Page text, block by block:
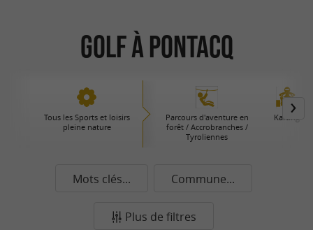
Golf à Pontacq
Tous les Sports et loisirs
pleine nature
Parcours d'aventure en
forêt / Accrobranches /
Tyroliennes
Karting
Mots clés... Commune...
Plus de filtres